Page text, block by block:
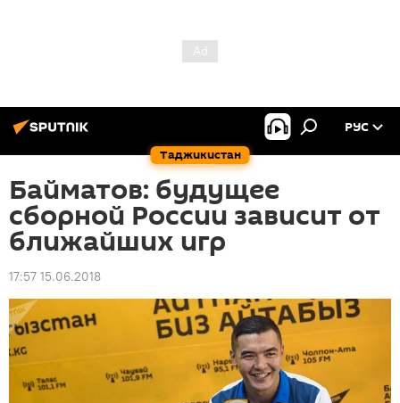
Таджикистан
РУС
Байматов: будущее
сборной России зависит от
ближайших игр
17:57 15.06.2018